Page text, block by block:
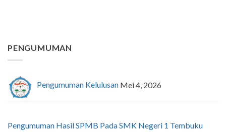
PENGUMUMAN
Pengumuman Kelulusan Mei 4, 2026
Pengumuman Hasil SPMB Pada SMK Negeri 1 Tembuku